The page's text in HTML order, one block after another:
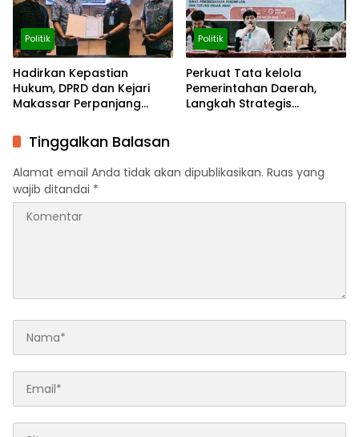
Politik
Hadirkan Kepastian
Hukum, DPRD dan Kejari
Makassar Perpanjang
Politik
Perkuat Tata kelola
Pemerintahan Daerah,
Langkah Strategis
Tinggalkan Balasan
Alamat email Anda tidak akan dipublikasikan. Ruas yang
wajib ditandai *